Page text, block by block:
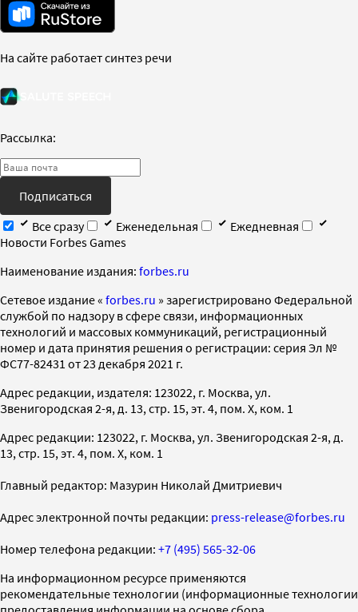
На сайте работает синтез речи
Рассылка:
Подписаться
Все сразу
Еженедельная
Ежедневная
Новости Forbes Games
Наименование издания: forbes.ru
Cетевое издание « forbes.ru » зарегистрировано Федеральной
службой по надзору в сфере связи, информационных
технологий и массовых коммуникаций, регистрационный
номер и дата принятия решения о регистрации: серия Эл №
ФС77-82431 от 23 декабря 2021 г.
Адрес редакции, издателя: 123022, г. Москва, ул.
Звенигородская 2-я, д. 13, стр. 15, эт. 4, пом. X, ком. 1
Адрес редакции: 123022, г. Москва, ул. Звенигородская 2-я, д.
13, стр. 15, эт. 4, пом. X, ком. 1
Главный редактор: Мазурин Николай Дмитриевич
Адрес электронной почты редакции: press-release@forbes.ru
Номер телефона редакции: +7 (495) 565-32-06
На информационном ресурсе применяются
рекомендательные технологии (информационные технологии